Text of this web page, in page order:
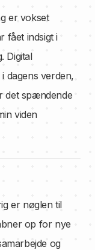
er vokset
fået indsigt i
Digital
dagens verden,
det spændende
viden
er nøglen til
op for nye
og